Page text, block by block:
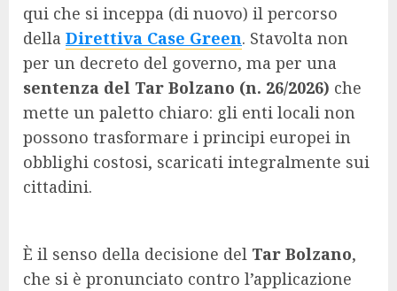
qui che si inceppa (di nuovo) il percorso
della Direttiva Case Green. Stavolta non
per un decreto del governo, ma per una
sentenza del Tar Bolzano (n. 26/2026) che
mette un paletto chiaro: gli enti locali non
possono trasformare i principi europei in
obblighi costosi, scaricati integralmente sui
cittadini.
È il senso della decisione del Tar Bolzano,
che si è pronunciato contro l’applicazione